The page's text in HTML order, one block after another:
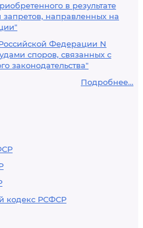
в результате
направленных на
Федерации N
споров, связанных с
законодательства"
Подробнее...
кодекс РСФСР